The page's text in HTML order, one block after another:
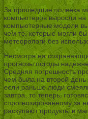
За прошедшие полвека
компьютеров выросли
компьютерные модели
чем те, которые могли
метеорологи без
Несмотря на
прогнозы погоды
Средняя погрешность
чем была на второй день
если раньше люди
завтра, то теперь,
спрогнозированному за
раскупают продукты в